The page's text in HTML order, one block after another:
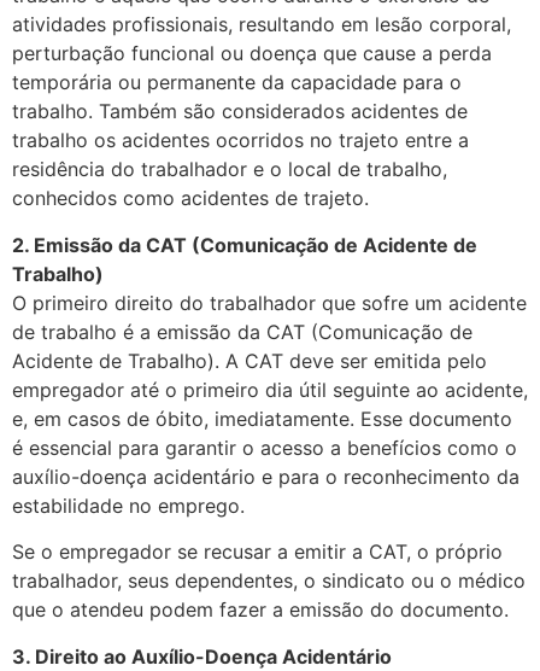
atividades profissionais, resultando em lesão corporal,
perturbação funcional ou doença que cause a perda
temporária ou permanente da capacidade para o
trabalho. Também são considerados acidentes de
trabalho os acidentes ocorridos no trajeto entre a
residência do trabalhador e o local de trabalho,
conhecidos como acidentes de trajeto.
2. Emissão da CAT (Comunicação de Acidente de
Trabalho)
O primeiro direito do trabalhador que sofre um acidente
de trabalho é a emissão da CAT (Comunicação de
Acidente de Trabalho). A CAT deve ser emitida pelo
empregador até o primeiro dia útil seguinte ao acidente,
e, em casos de óbito, imediatamente. Esse documento
é essencial para garantir o acesso a benefícios como o
auxílio-doença acidentário e para o reconhecimento da
estabilidade no emprego.
Se o empregador se recusar a emitir a CAT, o próprio
trabalhador, seus dependentes, o sindicato ou o médico
que o atendeu podem fazer a emissão do documento.
3. Direito ao Auxílio-Doença Acidentário